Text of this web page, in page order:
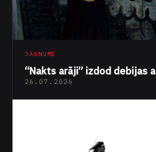
JAUNUMI
“Nakts arāji” izdod debijas
26.07.2026